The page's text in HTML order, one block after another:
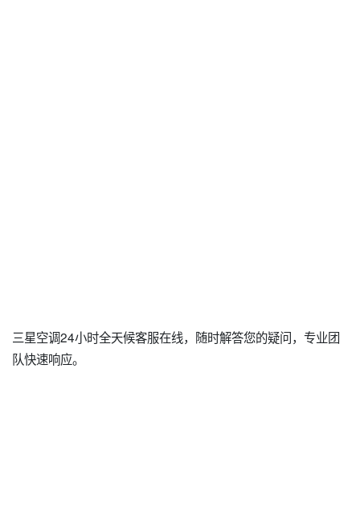
三星空调24小时全天候客服在线，随时解答您的疑问，专业团
队快速响应。